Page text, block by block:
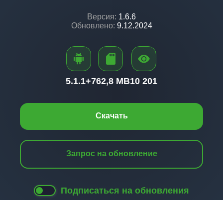
Версия: 1.6.6
Обновлено: 9.12.2024
Скачать
Запрос на обновление
Подписаться на обновления
5.1.1+762,8 MB10 201